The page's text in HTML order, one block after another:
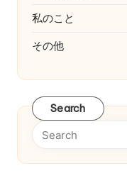
私のこと
その他
Search